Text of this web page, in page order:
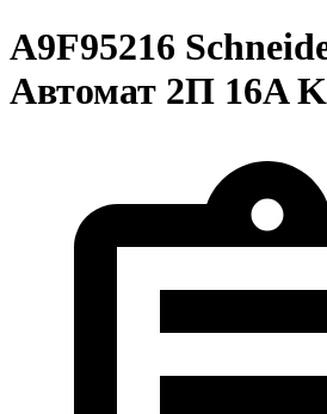
A9F95216
Автомат 2П 16A K